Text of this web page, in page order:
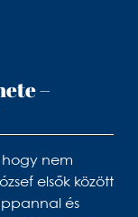
–
nem
elsők között
és